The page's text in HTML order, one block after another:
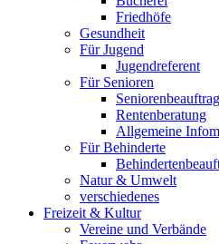
Friedhöfe
Gesundheit
Für Jugend
Jugendreferent
Für Senioren
Rentenberatung
Allgemeine
Für Behinderte
Natur & Umwelt
verschiedenes
Freizeit & Kultur
Vereine und Verbände